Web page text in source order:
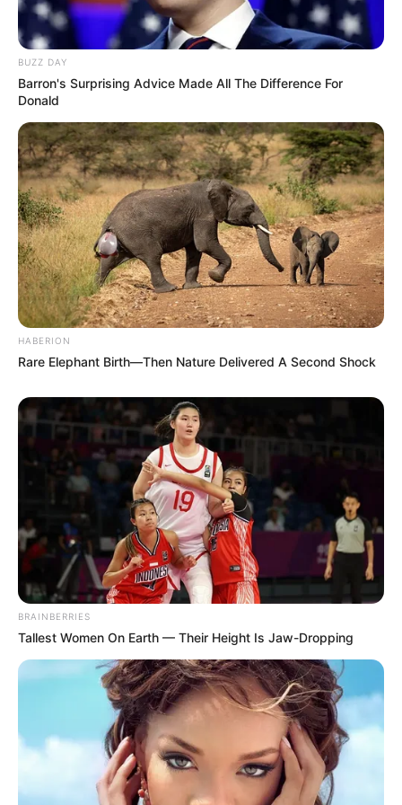
Ez a sávos rendszer azt mutatja, hogy a támogatás
elsősorban a kisebb ellátásból élőket célozná. Ez
társadalmi szempontból érthető logika, hiszen a
legnagyobb megélhetési nyomás azoknál
jelentkezik, akiknek a havi nyugdíja nem éri el a 250
ezer forintot. Ők azok, akiknek a mindennapi
kiadások után sokszor alig marad mozgásterük, és
akiknél egy kisebb pluszbevétel is nagyobb arányú
segítséget jelenthet.
Az Országos Nyugdíjas Parlament Egyesület
becslése szerint mintegy 1,3 millió magyar
nyugdíjas havi ellátása nem éri el a 250 ezer
forintot. Ez azt jelenti, hogy a támogatás
legmagasabb összegére nagyon sokan lehetnek
jogosultak. A Tisza Párt számításai szerint a
nyugdíjasok 97 százaléka valamilyen formában
részesülhetne a juttatásból, vagyis a program
széles körben érinthetné az időseket.
Élelmiszerre, gyógyszerre, egészségmegőrzésre és
pihenésre lehetne költeni
A tervek szerint a nyugdíjas SZÉP-kártyán lévő
BUZZ DAY
Barron's Surprising Advice Made All The Difference For
Donald
HABERION
Rare Elephant Birth—Then Nature Delivered A Second Shock
BRAINBERRIES
Tallest Women On Earth — Their Height Is Jaw-Dropping